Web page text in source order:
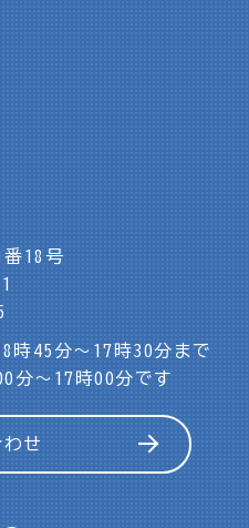
18号
45分～17時30分まで
分～17時00分です
せ